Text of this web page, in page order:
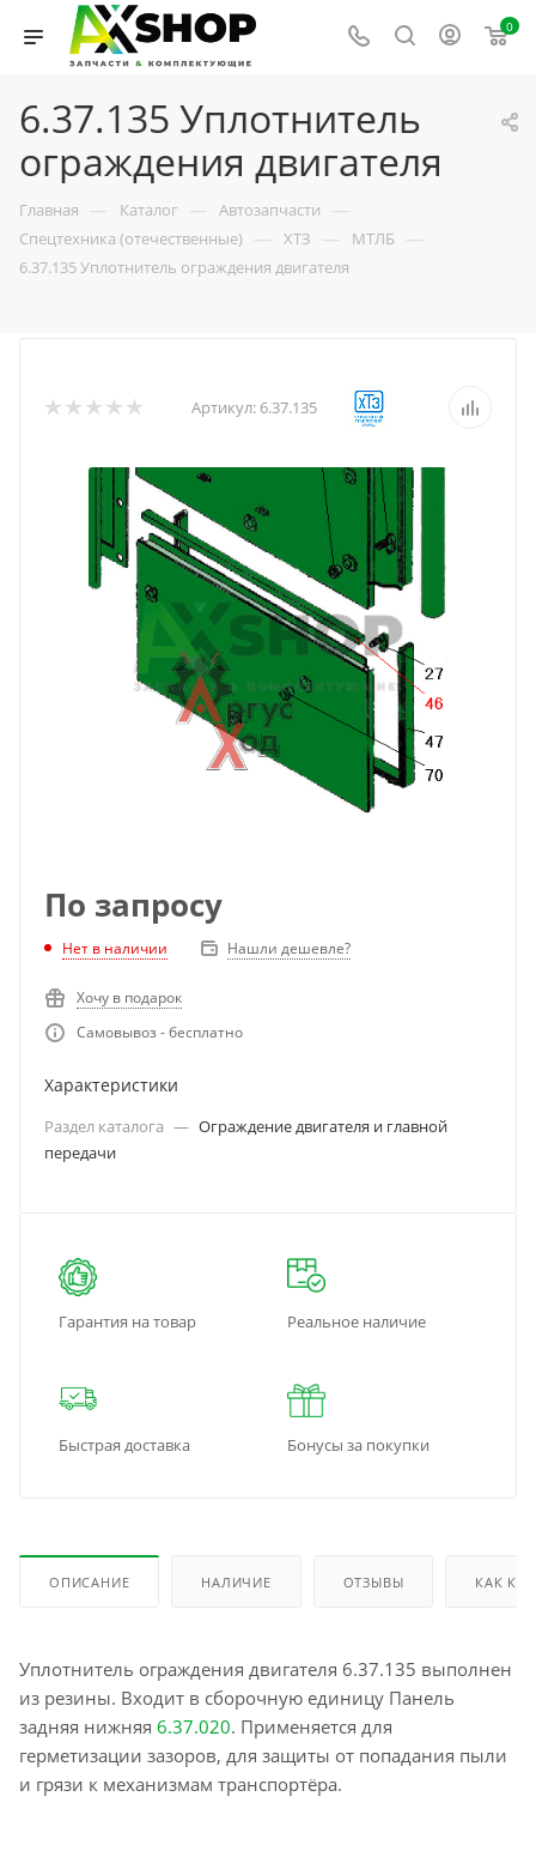
0
6.37.135 Уплотнитель
ограждения двигателя
Главная — Каталог — Автозапчасти —
Спецтехника (отечественные) — ХТЗ — МТЛБ —
6.37.135 Уплотнитель ограждения двигателя
Артикул: 6.37.135
По запросу
Нет в наличии Нашли дешевле?
Хочу в подарок
Самовывоз - бесплатно
Характеристики
Раздел каталога — Ограждение двигателя и главной
передачи
Гарантия на товар Реальное наличие
Быстрая доставка Бонусы за покупки
ОПИСАНИЕ НАЛИЧИЕ ОТЗЫВЫ КАК
Уплотнитель ограждения двигателя 6.37.135 выполнен
из резины. Входит в сборочную единицу Панель
задняя нижняя 6.37.020. Применяется для
герметизации зазоров, для защиты от попадания пыли
и грязи к механизмам транспортёра.